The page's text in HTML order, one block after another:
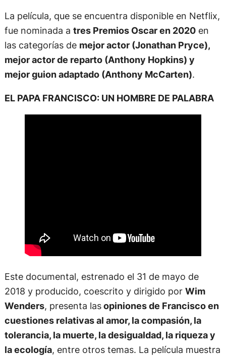
La película, que se encuentra disponible en Netflix,
fue nominada a tres Premios Oscar en 2020en
las categorías de mejor actor (Jonathan Pryce),
mejor actor de reparto (Anthony Hopkins) y
mejor guion adaptado (Anthony McCarten).
EL PAPA FRANCISCO: UN HOMBRE DE PALABRA
Este documental, estrenado el 31 de mayo de
2018 y producido, coescrito y dirigido por Wim
Wenders, presenta lasopiniones de Francisco en
cuestiones relativas al amor, la compasión, la
tolerancia, la muerte, la desigualdad, la riqueza y
la ecología, entre otros temas. La película muestra